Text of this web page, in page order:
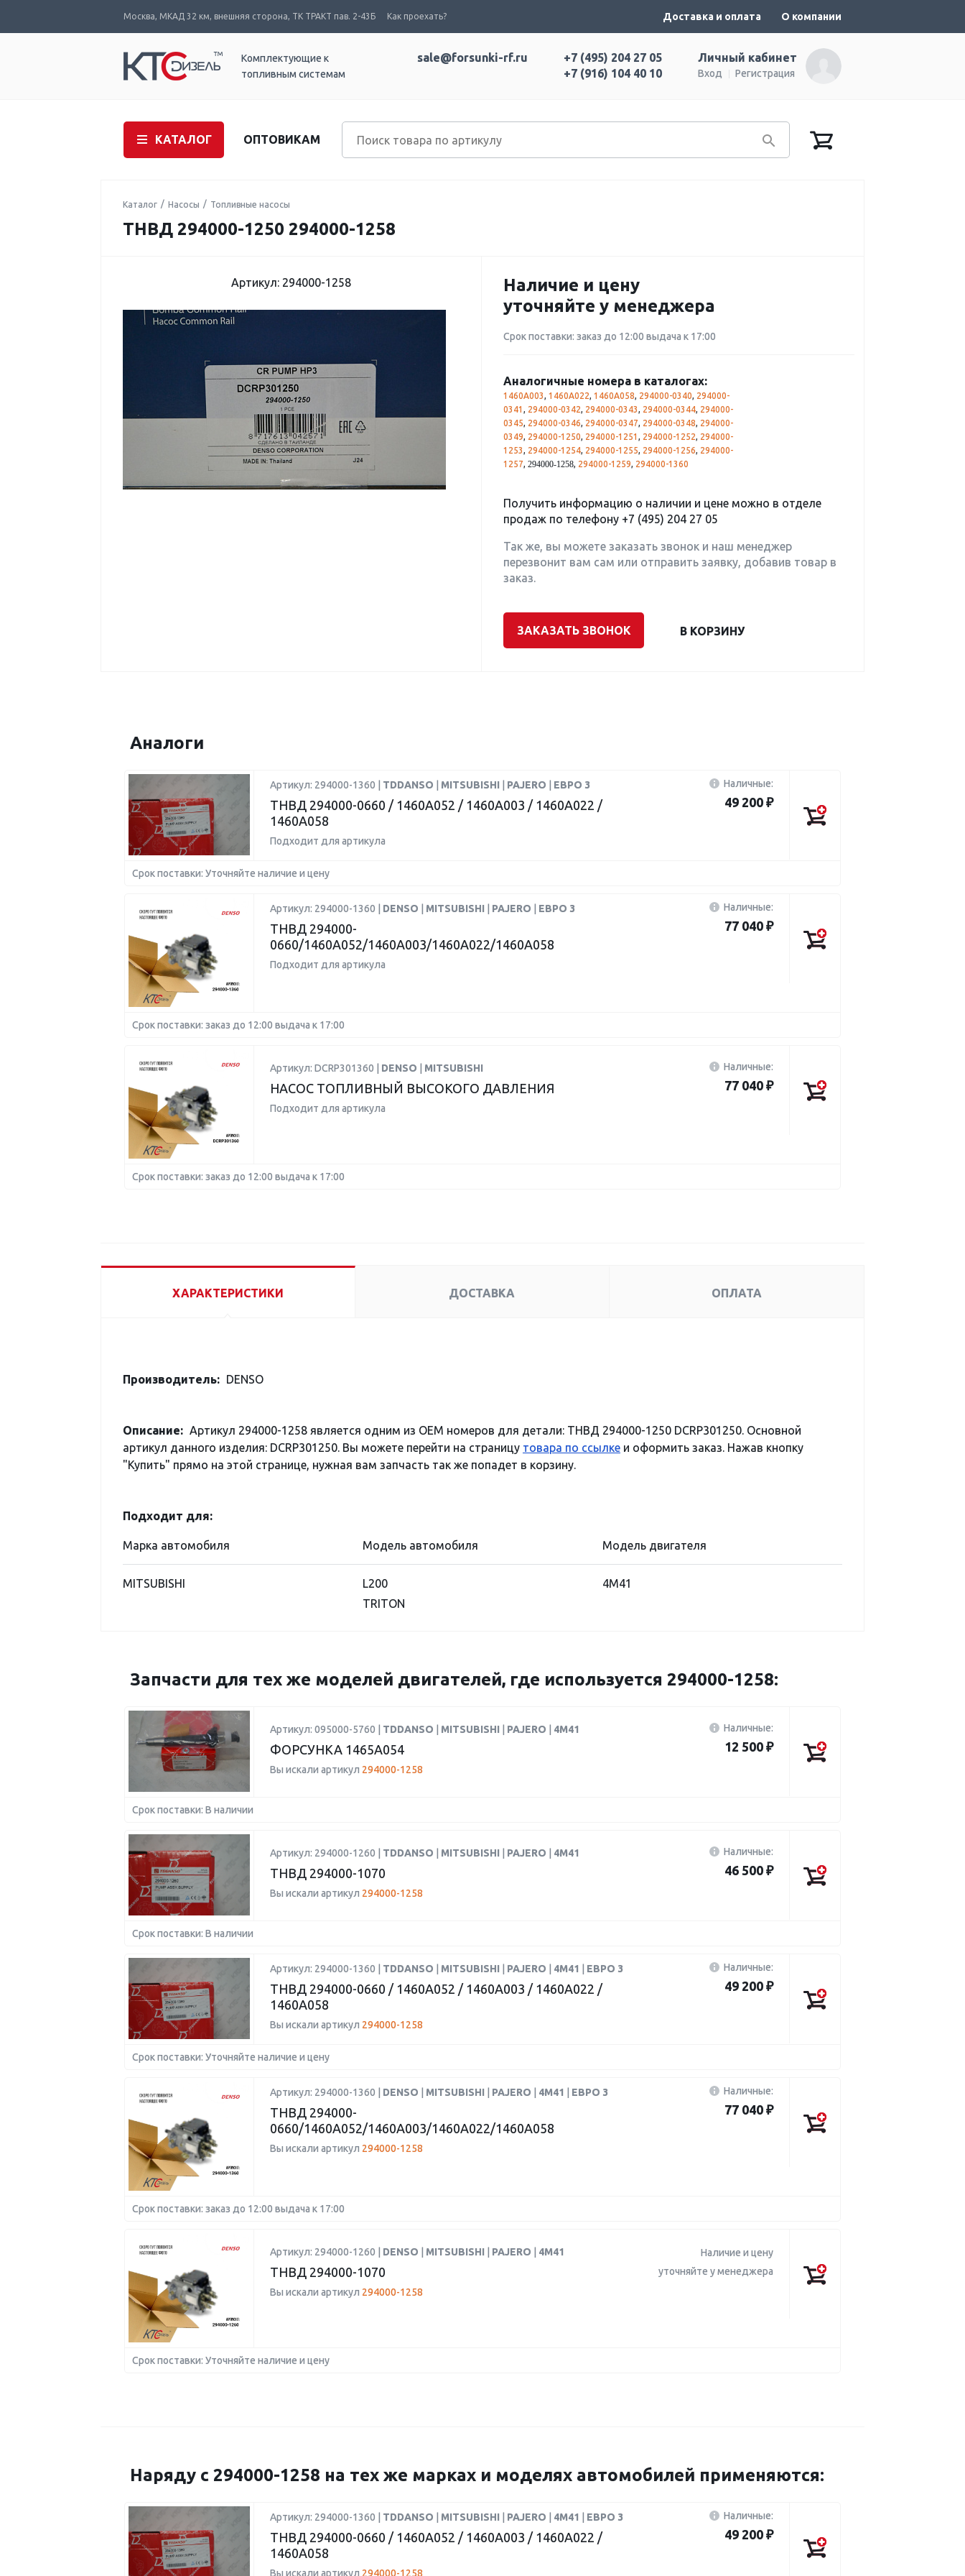
Москва, МКАД 32 км, внешняя сторона, ТК ТРАКТ пав. 2-43Б Как проехать? Доставка и оплата О компании
Комплектующие к
топливным системам
Личный кабинет
Вход Регистрация
+7 (495) 204 27 05
+7 (916) 104 40 10
sale@forsunki-rf.ru
КАТАЛОГ ОПТОВИКАМ
Каталог Насосы Топливные насосы
ТНВД 294000-1250 294000-1258
Артикул: 294000-1258
Наличие и цену
уточняйте у менеджера
Срок поставки: заказ до 12:00 выдача к 17:00
Аналогичные номера в каталогах:
1460A003, 1460A022, 1460A058, 294000-0340, 294000-
0341 , 294000-0342, 294000-0343, 294000-0344, 294000-
0345, 294000-0346, 294000-0347, 294000-0348, 294000-
0349, 294000-1250, 294000-1251 , 294000-1252, 294000-
1253, 294000-1254, 294000-1255, 294000-1256, 294000-
1257, 294000-1258, 294000-1259, 294000-1360
Получить информацию о наличии и цене можно в отделе
продаж по телефону +7 (495) 204 27 05
Так же, вы можете заказать звонок и наш менеджер
перезвонит вам сам или отправить заявку, добавив товар в
заказ.
ЗАКАЗАТЬ ЗВОНОК В КОРЗИНУ
Аналоги
Артикул: 294000-1360 | TDDANSO MITSUBISHI PAJERO ЕВРО 3
ТНВД 294000-0660 / 1460A052 / 1460A003 / 1460A022 /
1460A058
Подходит для артикула
Наличные:
49 200 ₽
Срок поставки: Уточняйте наличие и цену
Артикул: 294000-1360 | DENSO MITSUBISHI PAJERO ЕВРО 3
ТНВД 294000-
0660/1460A052/1460A003/1460A022/1460A058
Подходит для артикула
Наличные:
77 040 ₽
Срок поставки: заказ до 12:00 выдача к 17:00
Артикул: DCRP301360 | DENSO MITSUBISHI
НАСОС ТОПЛИВНЫЙ ВЫСОКОГО ДАВЛЕНИЯ
Подходит для артикула
Наличные:
77 040 ₽
Срок поставки: заказ до 12:00 выдача к 17:00
ХАРАКТЕРИСТИКИ ДОСТАВКА ОПЛАТА
Производитель: DENSO
Описание: Артикул 294000-1258 является одним из OEM номеров для детали: ТНВД 294000-1250 DCRP301250. Основной
артикул данного изделия: DCRP301250. Вы можете перейти на страницу товара по ссылке и оформить заказ. Нажав кнопку
"Купить" прямо на этой странице, нужная вам запчасть так же попадет в корзину.
Подходит для:
Марка автомобиля Модель автомобиля Модель двигателя
MITSUBISHI
L200
TRITON
4M41
Запчасти для тех же моделей двигателей, где используется 294000-1258:
Артикул: 095000-5760 | TDDANSO MITSUBISHI PAJERO 4M41
ФОРСУНКА 1465A054
Вы искали артикул 294000-1258
Наличные:
12 500 ₽
Срок поставки: В наличии
Артикул: 294000-1260 | TDDANSO MITSUBISHI PAJERO 4M41
ТНВД 294000-1070
Вы искали артикул 294000-1258
Наличные:
46 500 ₽
Срок поставки: В наличии
Артикул: 294000-1360 | TDDANSO MITSUBISHI PAJERO 4M41 ЕВРО 3
ТНВД 294000-0660 / 1460A052 / 1460A003 / 1460A022 /
1460A058
Вы искали артикул 294000-1258
Наличные:
49 200 ₽
Срок поставки: Уточняйте наличие и цену
Артикул: 294000-1360 | DENSO MITSUBISHI PAJERO 4M41 ЕВРО 3
ТНВД 294000-
0660/1460A052/1460A003/1460A022/1460A058
Вы искали артикул 294000-1258
Наличные:
77 040 ₽
Срок поставки: заказ до 12:00 выдача к 17:00
Артикул: 294000-1260 | DENSO MITSUBISHI PAJERO 4M41
ТНВД 294000-1070
Вы искали артикул 294000-1258
Наличие и цену
уточняйте у менеджера
Срок поставки: Уточняйте наличие и цену
Наряду с 294000-1258 на тех же марках и моделях автомобилей применяются:
Артикул: 294000-1360 | TDDANSO MITSUBISHI PAJERO 4M41 ЕВРО 3
ТНВД 294000-0660 / 1460A052 / 1460A003 / 1460A022 /
1460A058
Вы искали артикул 294000-1258
Наличные:
49 200 ₽